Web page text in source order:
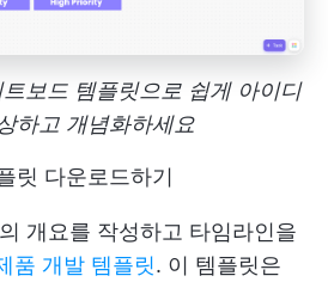
보드 템플릿으로 쉽게 아이디
하고 개념화하세요
릿 다운로드하기
개요를 작성하고 타임라인을
품 개발 템플릿. 이 템플릿은